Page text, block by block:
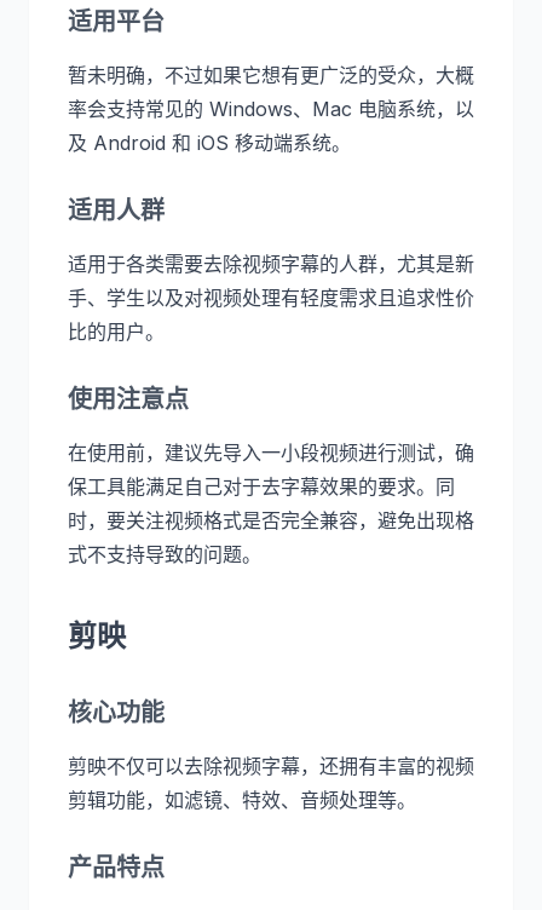
适用平台
暂未明确，不过如果它想有更广泛的受众，大概
率会支持常见的 Windows、Mac 电脑系统，以
及 Android 和 iOS 移动端系统。
适用人群
适用于各类需要去除视频字幕的人群，尤其是新
手、学生以及对视频处理有轻度需求且追求性价
比的用户。
使用注意点
在使用前，建议先导入一小段视频进行测试，确
保工具能满足自己对于去字幕效果的要求。同
时，要关注视频格式是否完全兼容，避免出现格
式不支持导致的问题。
剪映
核心功能
剪映不仅可以去除视频字幕，还拥有丰富的视频
剪辑功能，如滤镜、特效、音频处理等。
产品特点